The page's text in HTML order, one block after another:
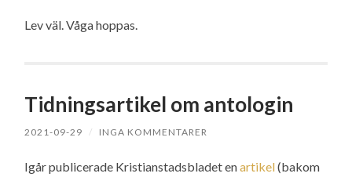
Lev väl. Våga hoppas.
Tidningsartikel om antologin
2021-09-29 / INGA KOMMENTARER
Igår publicerade Kristianstadsbladet enartikel(bakom